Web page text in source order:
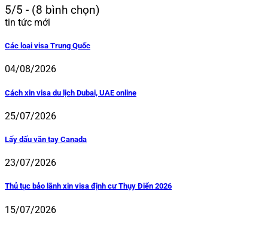
5/5 - (8 bình chọn)
tin tức mới
Các loại visa Trung Quốc
04/08/2026
Cách xin visa du lịch Dubai, UAE online
25/07/2026
Lấy dấu văn tay Canada
23/07/2026
Thủ tục bảo lãnh xin visa định cư Thụy Điển 2026
15/07/2026